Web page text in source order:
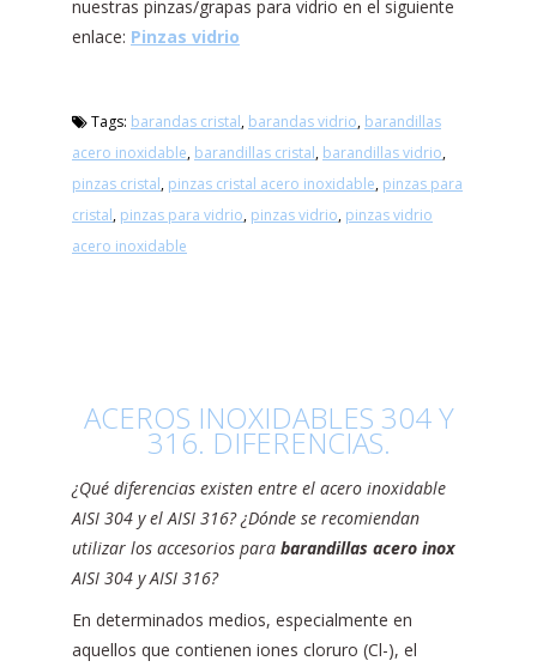
nuestras pinzas/grapas para vidrio en el siguiente
enlace: Pinzas vidrio
Tags: barandas cristal, barandas vidrio, barandillas
acero inoxidable, barandillas cristal, barandillas vidrio,
pinzas cristal, pinzas cristal acero inoxidable, pinzas para
cristal, pinzas para vidrio, pinzas vidrio, pinzas vidrio
acero inoxidable
ACEROS INOXIDABLES 304 Y
316. DIFERENCIAS.
¿Qué diferencias existen entre el acero inoxidable
AISI 304 y el AISI 316? ¿Dónde se recomiendan
utilizar los accesorios para barandillas acero inox
AISI 304 y AISI 316?
En determinados medios, especialmente en
aquellos que contienen iones cloruro (Cl-), el